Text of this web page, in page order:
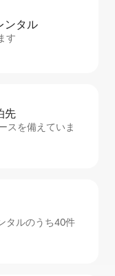
ン⁠タ⁠ル
す
先
スを備えていま
タルのうち40件